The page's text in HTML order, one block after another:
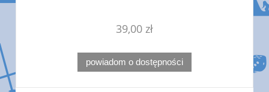
39,00 zł
powiadom o dostępności